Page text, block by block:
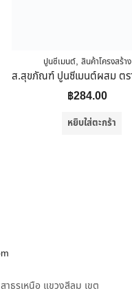
ปูนซีเมนต์, สินค้าโครงสร้าง
฿284.00
หยิบใส่ตะกร้า
ธรเหนือ แขวงสีลม เขต